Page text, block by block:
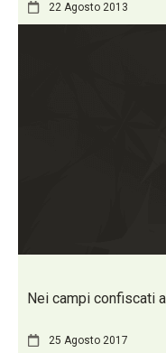
22 Agosto 2013
Nei campi confiscati
25 Agosto 2017